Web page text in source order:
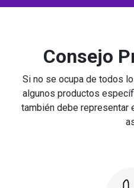
Consejo
Si no se ocupa de todos
algunos productos
también debe representar